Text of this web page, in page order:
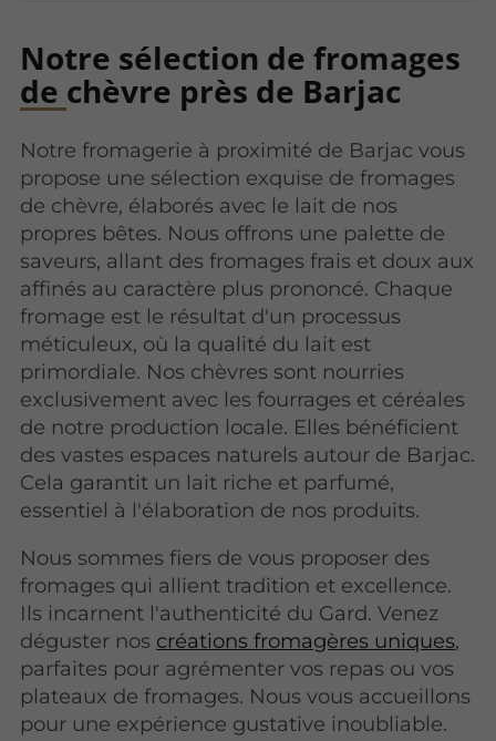
Notre sélection de fromages
de chèvre près de Barjac
Notre fromagerie à proximité de Barjac vous
propose une sélection exquise de fromages
de chèvre, élaborés avec le lait de nos
propres bêtes. Nous offrons une palette de
saveurs, allant des fromages frais et doux aux
affinés au caractère plus prononcé. Chaque
fromage est le résultat d'un processus
méticuleux, où la qualité du lait est
primordiale. Nos chèvres sont nourries
exclusivement avec les fourrages et céréales
de notre production locale. Elles bénéficient
des vastes espaces naturels autour de Barjac.
Cela garantit un lait riche et parfumé,
essentiel à l'élaboration de nos produits.
Nous sommes fiers de vous proposer des
fromages qui allient tradition et excellence.
Ils incarnent l'authenticité du Gard. Venez
déguster nos créations fromagères uniques,
parfaites pour agrémenter vos repas ou vos
plateaux de fromages. Nous vous accueillons
pour une expérience gustative inoubliable.